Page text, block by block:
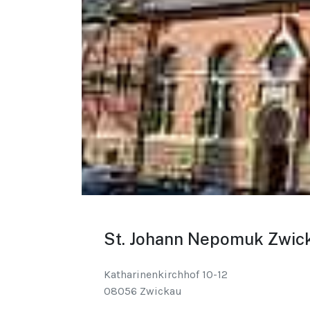
St. Johann Nepomuk
Katharinenkirchhof 10-12
08056 Zwickau